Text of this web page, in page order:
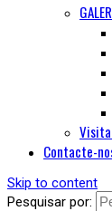
Visita
Contacte-
Skip to content
Pesquisar por: